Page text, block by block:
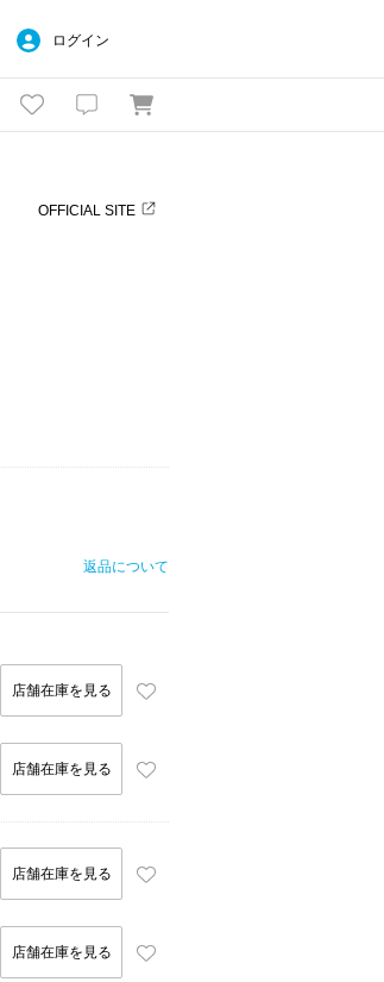
ログイン
OFFICIAL SITE
返品について
店舗在庫を見る
店舗在庫を見る
店舗在庫を見る
店舗在庫を見る